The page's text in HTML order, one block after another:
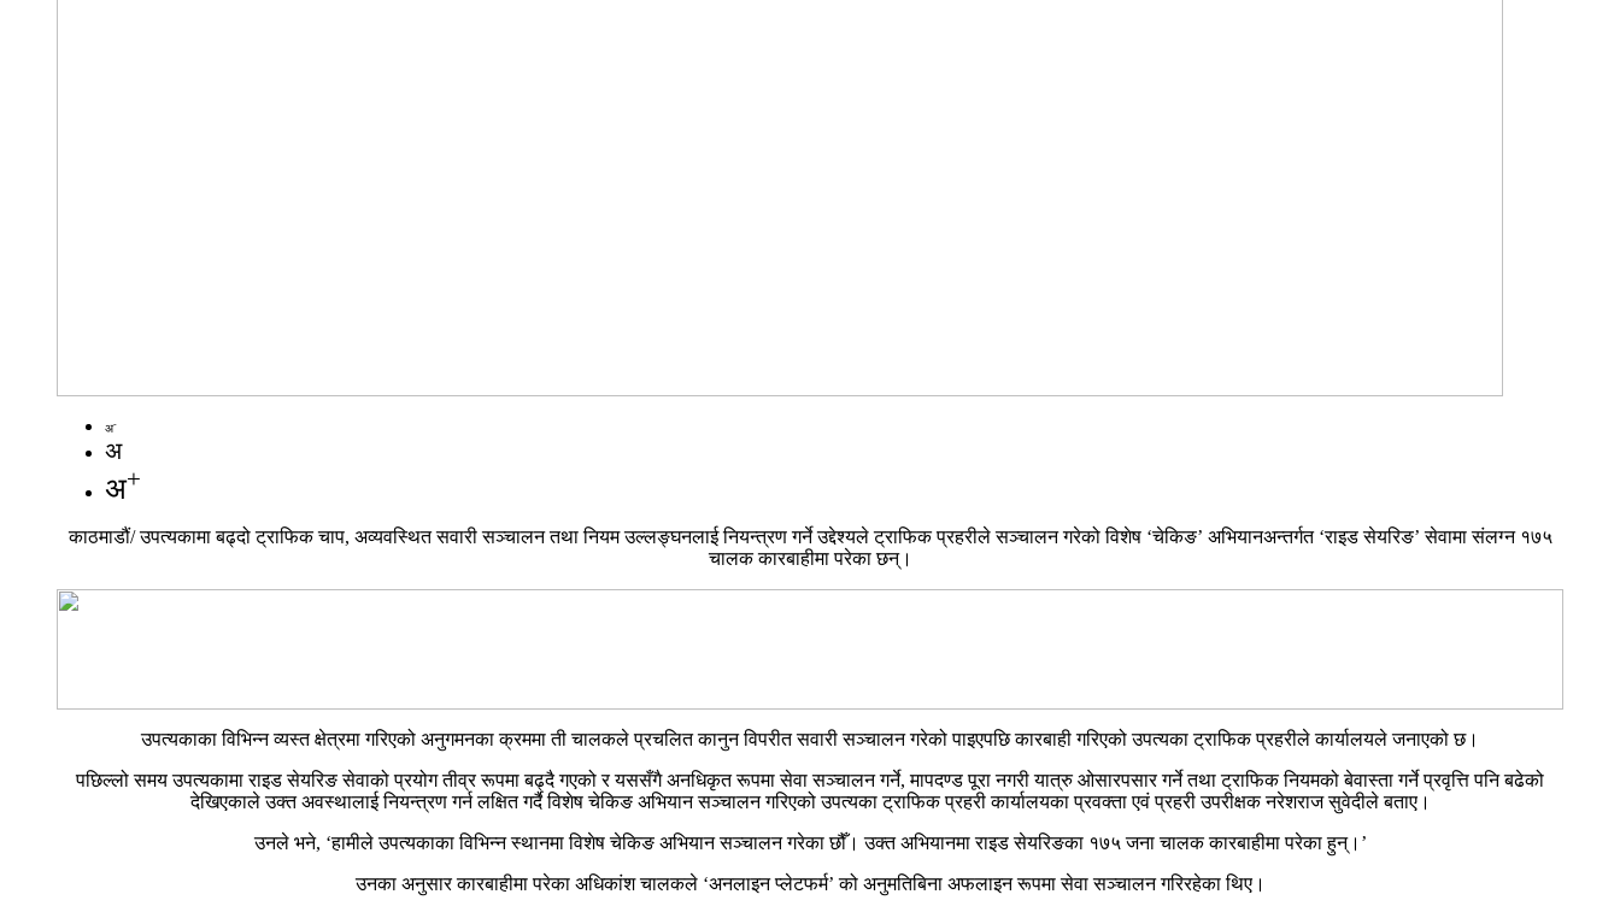
अ-
अ
अ+
काठमाडौं/ उपत्यकामा बढ्दो ट्राफिक चाप, अव्यवस्थित सवारी सञ्चालन तथा नियम उल्लङ्घनलाई नियन्त्रण गर्ने उद्देश्यले ट्राफिक प्रहरीले सञ्चालन गरेको विशेष ‘चेकिङ’ अभियानअन्तर्गत ‘राइड सेयरिङ’ सेवामा संलग्न १७५
चालक कारबाहीमा परेका छन्।
उपत्यकाका विभिन्न व्यस्त क्षेत्रमा गरिएको अनुगमनका क्रममा ती चालकले प्रचलित कानुन विपरीत सवारी सञ्चालन गरेको पाइएपछि कारबाही गरिएको उपत्यका ट्राफिक प्रहरीले कार्यालयले जनाएको छ।
पछिल्लो समय उपत्यकामा राइड सेयरिङ सेवाको प्रयोग तीव्र रूपमा बढ्दै गएको र यससँगै अनधिकृत रूपमा सेवा सञ्चालन गर्ने, मापदण्ड पूरा नगरी यात्रु ओसारपसार गर्ने तथा ट्राफिक नियमको बेवास्ता गर्ने प्रवृत्ति पनि बढेको
देखिएकाले उक्त अवस्थालाई नियन्त्रण गर्न लक्षित गर्दै विशेष चेकिङ अभियान सञ्चालन गरिएको उपत्यका ट्राफिक प्रहरी कार्यालयका प्रवक्ता एवं प्रहरी उपरीक्षक नरेशराज सुवेदीले बताए।
उनले भने, ‘हामीले उपत्यकाका विभिन्न स्थानमा विशेष चेकिङ अभियान सञ्चालन गरेका छौँ। उक्त अभियानमा राइड सेयरिङका १७५ जना चालक कारबाहीमा परेका हुन्।’
उनका अनुसार कारबाहीमा परेका अधिकांश चालकले ‘अनलाइन प्लेटफर्म’ को अनुमतिबिना अफलाइन रूपमा सेवा सञ्चालन गरिरहेका थिए।